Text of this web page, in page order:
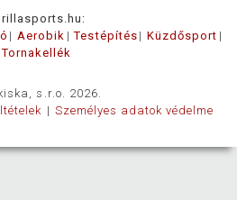
Aerobik Testépítés
Küzdősport
Tornakellék
s.r.o. 2026.
Személyes adatok védelme